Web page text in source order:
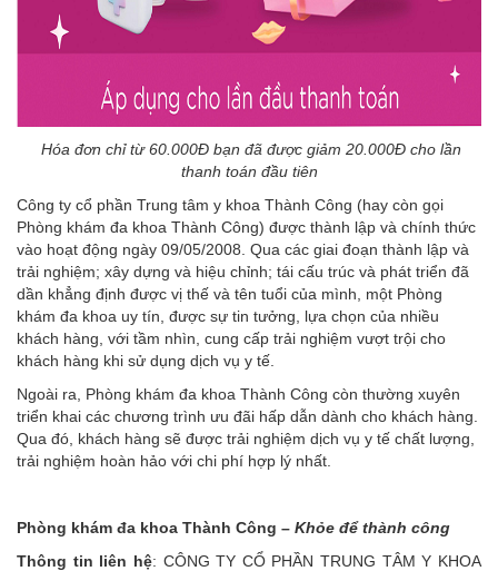
Hóa đơn chỉ từ 60.000Đ bạn đã được giảm 20.000Đ cho lần
thanh toán đầu tiên
Công ty cổ phần Trung tâm y khoa Thành Công (hay còn gọi
Phòng khám đa khoa Thành Công) được thành lập và chính thức
vào hoạt động ngày 09/05/2008. Qua các giai đoạn thành lập và
trải nghiệm; xây dựng và hiệu chỉnh; tái cấu trúc và phát triển đã
dần khẳng định được vị thế và tên tuổi của mình, một Phòng
khám đa khoa uy tín, được sự tin tưởng, lựa chọn của nhiều
khách hàng, với tầm nhìn, cung cấp trải nghiệm vượt trội cho
khách hàng khi sử dụng dịch vụ y tế.
Ngoài ra, Phòng khám đa khoa Thành Công còn thường xuyên
triển khai các chương trình ưu đãi hấp dẫn dành cho khách hàng.
Qua đó, khách hàng sẽ được trải nghiệm dịch vụ y tế chất lượng,
trải nghiệm hoàn hảo với chi phí hợp lý nhất.
Phòng khám đa khoa Thành Công – Khỏe để thành công
Thông tin liên hệ: CÔNG TY CỔ PHẦN TRUNG TÂM Y KHOA